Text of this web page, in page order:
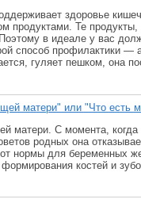
здоровье
продуктами. Те
в идеале у вас
способ профилактики
гуляет пешком, она
матери" или "Что есть
матери. С момента,
родных она
нормы для беременных
костей и